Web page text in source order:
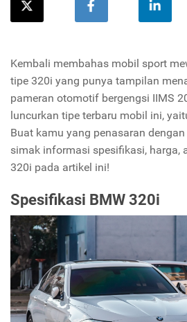
Kembali membahas mobil sport
tipe 320i yang punya tampilan
pameran otomotif bergengsi IIMS
luncurkan tipe terbaru mobil ini,
Buat kamu yang penasaran
simak informasi spesifikasi, harga,
320i pada artikel ini!
Spesifikasi BMW 320i